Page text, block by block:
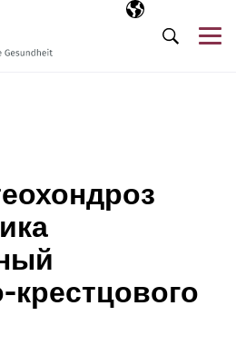
Выбранный
RU
Поиск